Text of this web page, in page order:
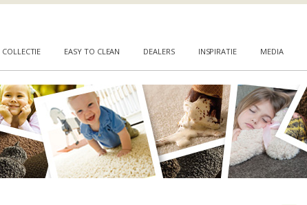
COLLECTIE EASY TO CLEAN DEALERS INSPIRATIE MEDIA